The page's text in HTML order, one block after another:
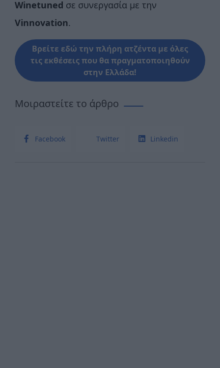
Winetuned σε συνεργασία με την
Vinnovation.
Βρείτε εδώ την πλήρη ατζέντα με όλες
τις εκθέσεις που θα πραγματοποιηθούν
στην Ελλάδα!
Μοιραστείτε το άρθρο
Facebook Twitter Linkedin